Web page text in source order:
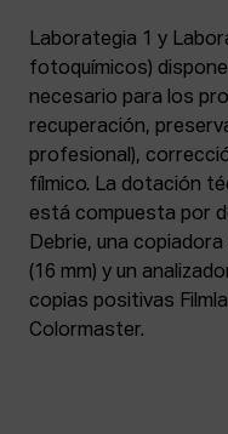
Laborategia 1 y
fotoquímicos)
necesario para los
recuperación,
profesional),
fílmico. La dotación
está compuesta por
Debrie, una
(16 mm) y un
copias positivas
Colormaster.